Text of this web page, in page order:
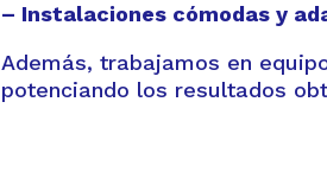
– Instalaciones cómodas y
Además, trabajamos en
potenciando los resultados